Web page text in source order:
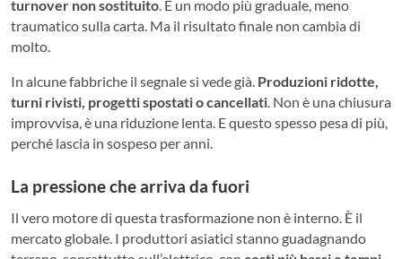
turnover non sostituito . È un modo più graduale, meno
traumatico sulla carta. Ma il risultato finale non cambia di
molto.
In alcune fabbriche il segnale si vede già. Produzioni ridotte,
turni rivisti, progetti spostati o cancellati . Non è una chiusura
improvvisa, è una riduzione lenta. E questo spesso pesa di più,
perché lascia in sospeso per anni.
La pressione che arriva da fuori
Il vero motore di questa trasformazione non è interno. È il
mercato globale. I produttori asiatici stanno guadagnando